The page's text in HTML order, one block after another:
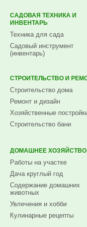
САДОВАЯ ТЕХНИКА И
ИНВЕНТАРЬ
Техника для сада
Садовый инструмент
(инвентарь)
СТРОИТЕЛЬСТВО И
Строительство дома
Ремонт и дизайн
Хозяйственные
Строительство бани
ДОМАШНЕЕ ХОЗЯЙСТВО
Работы на участке
Дача круглый год
Содержание домашних
животных
Увлечения и хобби
Кулинарные рецепты